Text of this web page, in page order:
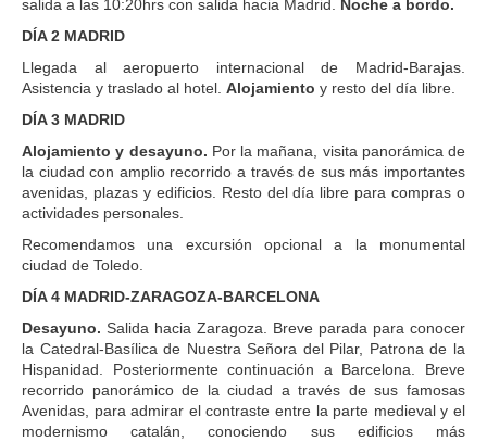
salida a las 10:20hrs con salida hacia Madrid. Noche a bordo.
DÍA 2 MADRID
Llegada al aeropuerto internacional de Madrid-Barajas.
Asistencia y traslado al hotel. Alojamiento y resto del día libre.
DÍA 3 MADRID
Alojamiento y desayuno. Por la mañana, visita panorámica de
la ciudad con amplio recorrido a través de sus más importantes
avenidas, plazas y edificios. Resto del día libre para compras o
actividades personales.
Recomendamos una excursión opcional a la monumental
ciudad de Toledo.
DÍA 4 MADRID-ZARAGOZA-BARCELONA
Desayuno. Salida hacia Zaragoza. Breve parada para conocer
la Catedral-Basílica de Nuestra Señora del Pilar, Patrona de la
Hispanidad. Posteriormente continuación a Barcelona. Breve
recorrido panorámico de la ciudad a través de sus famosas
Avenidas, para admirar el contraste entre la parte medieval y el
modernismo catalán, conociendo sus edificios más